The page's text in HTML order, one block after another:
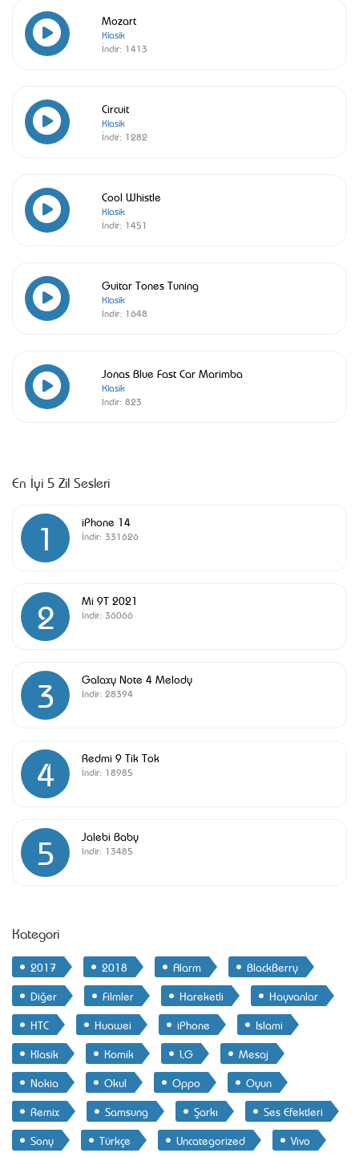
Mozart
Klasik
İndir: 1413
Circuit
Klasik
İndir: 1282
Cool Whistle
Klasik
İndir: 1451
Guitar Tones Tuning
Klasik
İndir: 1648
Jonas Blue Fast Car Marimba
Klasik
İndir: 823
En İyi 5 Zil Sesleri
1 iPhone 14
İndir: 331626
2 Mi 9T 2021
İndir: 36066
3 Galaxy Note 4 Melody
İndir: 28394
4 Redmi 9 Tik Tok
İndir: 18985
5 Jalebi Baby
İndir: 13485
Kategori
2017 2018 Alarm
BlackBerry
Diğer
Filmler Hareketli
Hayvanlar
HTC
Huawei iPhone
Islami
Klasik
Komik LG
Mesaj
Nokia
Okul Oppo
Oyun
Remix
Samsung Şarkı
Ses Efektleri
Sony
Türkçe Uncategorized Vivo